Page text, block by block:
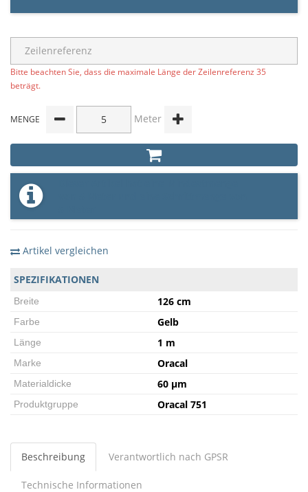
Bitte beachten Sie, dass die maximale Länge der Zeilenreferenz 35
beträgt.
MENGE Meter
Artikel vergleichen
SPEZIFIKATIONEN
Breite 126 cm
Farbe Gelb
Länge 1 m
Marke Oracal
Materialdicke 60 µm
Produktgruppe Oracal 751
Beschreibung Verantwortlich nach GPSR
Technische Informationen